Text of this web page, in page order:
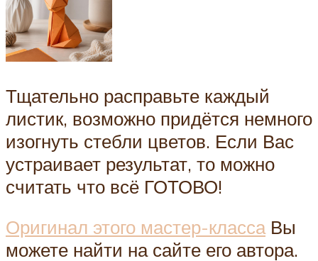
Тщательно расправьте каждый
листик, возможно придётся немного
изогнуть стебли цветов. Если Вас
устраивает результат, то можно
считать что всё ГОТОВО!
Оригинал этого мастер-классаВы
можете найти на сайте его автора.